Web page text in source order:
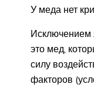
У меда нет
Исключением
это мед,
силу
факторов